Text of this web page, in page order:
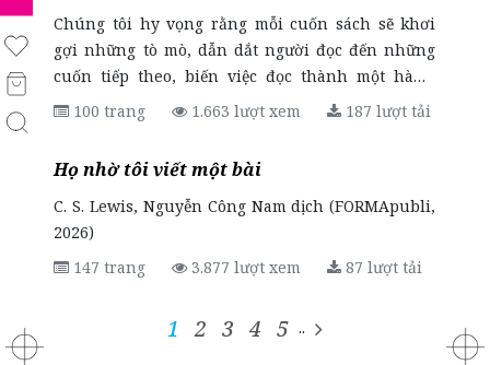
Chúng tôi hy vọng rằng mỗi cuốn sách sẽ khơi
gợi những tò mò, dẫn dắt người đọc đến những
cuốn tiếp theo, biến việc đọc thành một hành
trình khám phá và niềm vui bất tận.
100 trang 1.663 lượt xem 187 lượt tải
Họ nhờ tôi viết một bài
C. S. Lewis, Nguyễn Công Nam dịch (FORMApubli,
2026)
147 trang
3.877 lượt xem 87 lượt tải
1 2 3 4 5 ..